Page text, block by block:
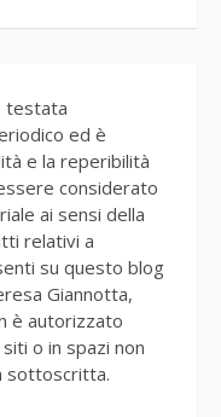
testata
ed è
e la reperibilità
considerato
ai sensi della
relativi a
su questo blog
Giannotta,
è autorizzato
o in spazi non
sottoscritta.